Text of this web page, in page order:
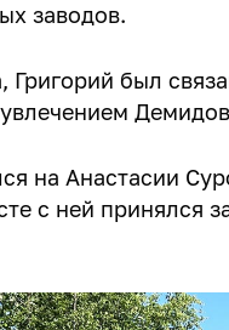
заводов.
Григорий был
на Анастасии
с ней принялся